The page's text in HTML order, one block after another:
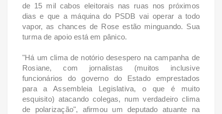
de 15 mil cabos eleitorais nas ruas nos próximos
dias e que a máquina do PSDB vai operar a todo
vapor, as chances de Rose estão minguando. Sua
turma de apoio está em pânico.
"Há um clima de notório desespero na campanha de
Rosiane, com jornalistas (muitos inclusive
funcionários do governo do Estado emprestados
para a Assembleia Legislativa, o que é muito
esquisito) atacando colegas, num verdadeiro clima
de polarização", afirmou um deputado atuante na